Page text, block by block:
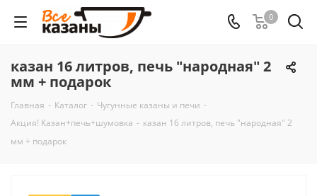
0
казан 16 литров, печь "народная" 2
мм + подарок
Главная - Каталог - Чугунные казаны и печи -
Акция! Казан+печь+шумовка - казан 16 литров, печь "народная" 2
мм + подарок